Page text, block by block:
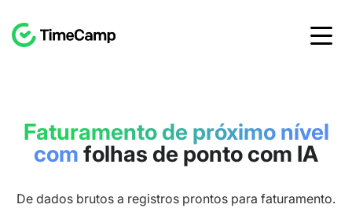
Faturamento de próximo nível
com folhas de ponto com IA
De dados brutos a registros prontos para faturamento.